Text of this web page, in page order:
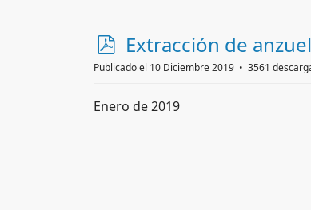
p
d
Extracción de
Publicado el 10 Diciembre 2019 3561
Enero de 2019